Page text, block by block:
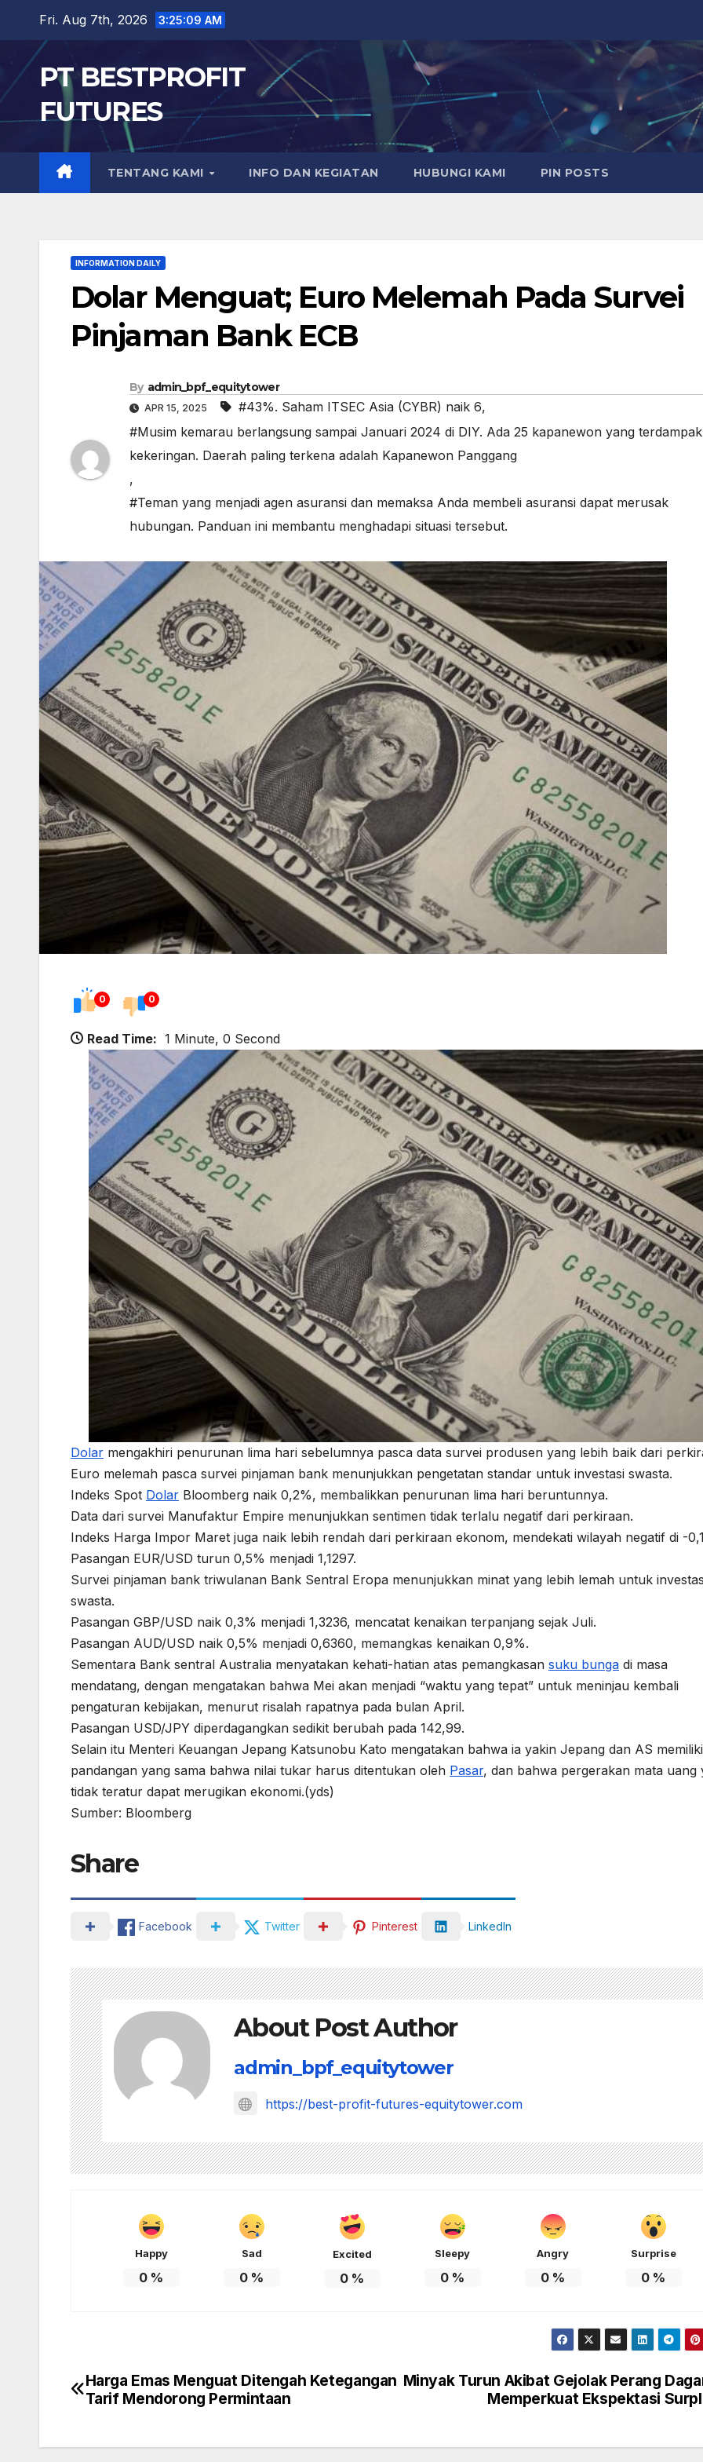
content
Fri. Aug 7th, 2026 3:25:11 AM
PT BESTPROFIT
FUTURES
TENTANG KAMI INFO DAN KEGIATAN HUBUNGI KAMI PIN POSTS
INFORMATION DAILY
Dolar Menguat; Euro Melemah Pada Survei
Pinjaman Bank ECB
By admin_bpf_equitytower
APR 15, 2025 #43%. Saham ITSEC Asia (CYBR) naik 6,
#Musim kemarau berlangsung sampai Januari 2024 di DIY. Ada 25 kapanewon yang terdampak
kekeringan. Daerah paling terkena adalah Kapanewon Panggang
,
#Teman yang menjadi agen asuransi dan memaksa Anda membeli asuransi dapat merusak
hubungan. Panduan ini membantu menghadapi situasi tersebut.
0 0
Read Time: 1 Minute, 0 Second
Dolar mengakhiri penurunan lima hari sebelumnya pasca data survei produsen yang lebih baik dari
Euro melemah pasca survei pinjaman bank menunjukkan pengetatan standar untuk investasi swasta.
Indeks Spot Dolar Bloomberg naik 0,2%, membalikkan penurunan lima hari beruntunnya.
Data dari survei Manufaktur Empire menunjukkan sentimen tidak terlalu negatif dari perkiraan.
Indeks Harga Impor Maret juga naik lebih rendah dari perkiraan ekonom, mendekati wilayah negatif di -
Pasangan EUR/USD turun 0,5% menjadi 1,1297.
Survei pinjaman bank triwulanan Bank Sentral Eropa menunjukkan minat yang lebih lemah untuk
swasta.
Pasangan GBP/USD naik 0,3% menjadi 1,3236, mencatat kenaikan terpanjang sejak Juli.
Pasangan AUD/USD naik 0,5% menjadi 0,6360, memangkas kenaikan 0,9%.
Sementara Bank sentral Australia menyatakan kehati-hatian atas pemangkasan suku bunga di masa
mendatang, dengan mengatakan bahwa Mei akan menjadi “waktu yang tepat” untuk meninjau kembali
pengaturan kebijakan, menurut risalah rapatnya pada bulan April.
Pasangan USD/JPY diperdagangkan sedikit berubah pada 142,99.
Selain itu Menteri Keuangan Jepang Katsunobu Kato mengatakan bahwa ia yakin Jepang dan AS memiliki
pandangan yang sama bahwa nilai tukar harus ditentukan oleh Pasar, dan bahwa pergerakan mata uang
tidak teratur dapat merugikan ekonomi.(yds)
Sumber: Bloomberg
Share
Facebook Twitter Pinterest LinkedIn
About Post Author
admin_bpf_equitytower
https://best-profit-futures-equitytower.com
Happy
0 %
Sad
0 %
Excited
0 %
Sleepy
0 %
Angry
0 %
Surprise
0 %
Post
Minyak Turun Akibat Gejolak Perang
Memperkuat Ekspektasi
Harga Emas Menguat Ditengah Ketegangan
Tarif Mendorong Permintaan